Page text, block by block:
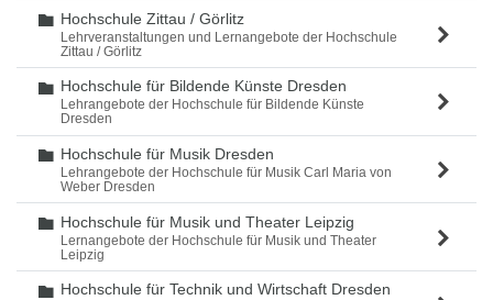
Ordner
Hochschule Zittau / Görlitz
Lehrveranstaltungen und Lernangebote der Hochschule
Zittau / Görlitz
Ordner
Hochschule für Bildende Künste Dresden
Lehrangebote der Hochschule für Bildende Künste
Dresden
Ordner
Hochschule für Musik Dresden
Lehrangebote der Hochschule für Musik Carl Maria von
Weber Dresden
Ordner
Hochschule für Musik und Theater Leipzig
Lernangebote der Hochschule für Musik und Theater
Leipzig
Ordner
Hochschule für Technik und Wirtschaft Dresden